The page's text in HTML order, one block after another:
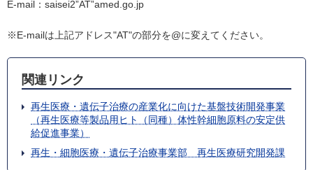
E-mail：saisei2”AT”amed.go.jp
※E-mailは上記アドレス"AT"の部分を@に変えてください。
関連リンク
再生医療・遺伝子治療の産業化に向けた基盤技術開発事業
（再生医療等製品用ヒト（同種）体性幹細胞原料の安定供
給促進事業）
再生・細胞医療・遺伝子治療事業部 再生医療研究開発課